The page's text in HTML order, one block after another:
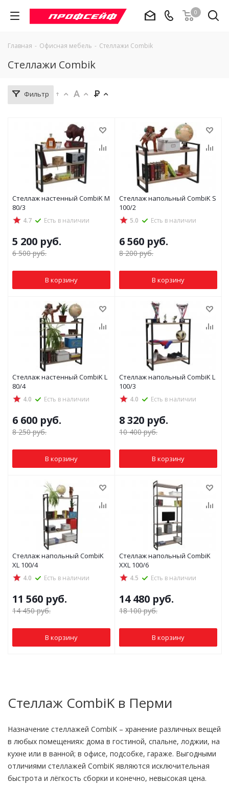
0
Главная - Офисная мебель - Стеллажи Combik
Стеллажи Combik
Фильтр
Стеллаж настенный CombiK M
80/3
4.7 Есть в наличии
5 200 руб.
6 500руб.
В корзину
Стеллаж напольный CombiK S
100/2
5.0 Есть в наличии
6 560 руб.
8 200руб.
В корзину
Стеллаж настенный CombiK L
80/4
4.0 Есть в наличии
6 600 руб.
8 250руб.
В корзину
Стеллаж напольный CombiK L
100/3
4.0 Есть в наличии
8 320 руб.
10 400руб.
В корзину
Стеллаж напольный CombiK
XL 100/4
4.0 Есть в наличии
11 560 руб.
14 450руб.
В корзину
Стеллаж напольный CombiK
XXL 100/6
4.5 Есть в наличии
14 480 руб.
18 100руб.
В корзину
Стеллаж CombiK в Перми
Назначение стеллажей CombiK – хранение различных вещей
в любых помещениях: дома в гостиной, спальне, лоджии, на
кухне или в ванной; в офисе, подсобке, гараже. Выгодными
отличиями стеллажей CombiK являются исключительная
быстрота и лёгкость сборки и конечно, невысокая цена.